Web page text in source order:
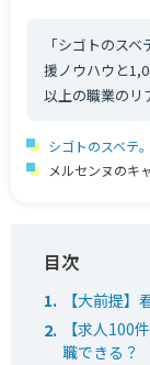
「シゴトのス
援ノウハウと
以上の職業のリ
シゴトのスベテ
メルセンヌのキ
【大前提
【求人100
職できる？